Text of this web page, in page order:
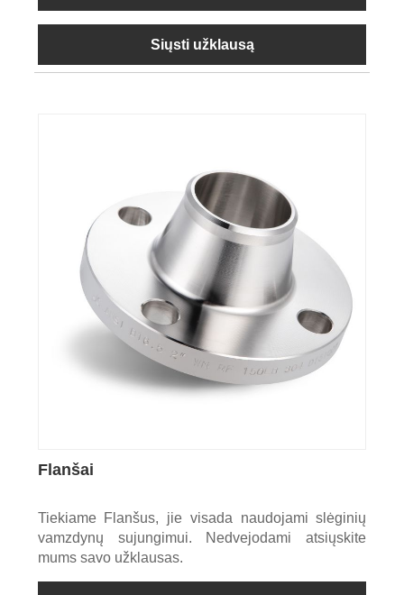
Siųsti užklausą
Flanšai
Tiekiame Flanšus, jie visada naudojami slėginių
vamzdynų sujungimui. Nedvejodami atsiųskite
mums savo užklausas.